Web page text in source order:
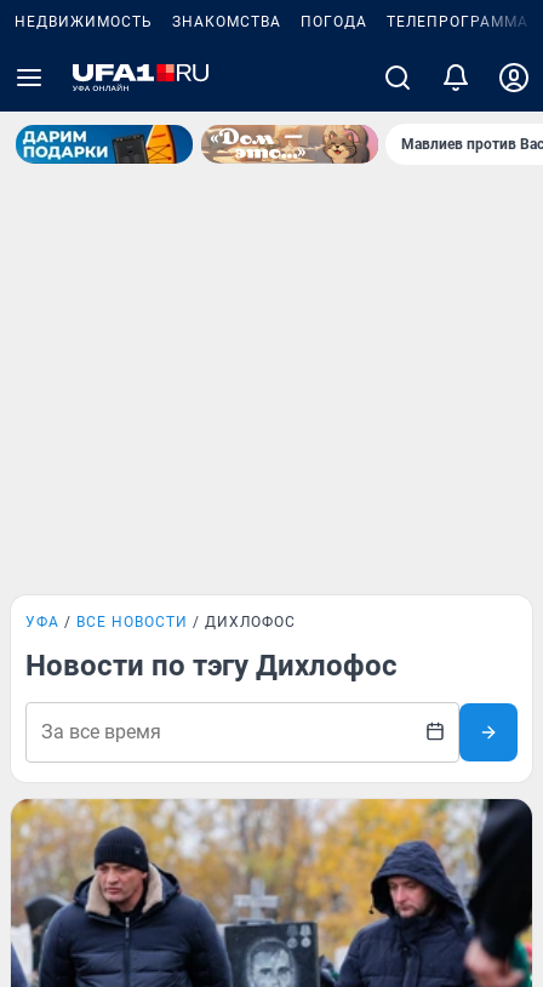
НЕДВИЖИМОСТЬ ЗНАКОМСТВА ПОГОДА ТЕЛЕПРОГРАММА
Мавлиев против
УФА ВСЕ НОВОСТИ ДИХЛОФОС
Новости по тэгу Дихлофос